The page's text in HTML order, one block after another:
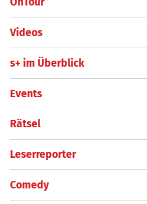
Videos
s+ im Überblick
Events
Rätsel
Leserreporter
Comedy